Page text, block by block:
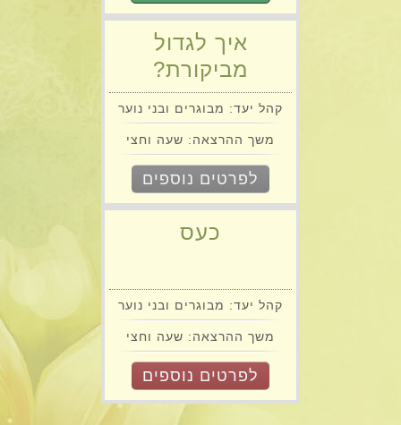
איך לגדול
מביקורת?
קהל יעד: מבוגרים ובני נוער
משך ההרצאה: שעה וחצי
לפרטים נוספים
כעס
קהל יעד: מבוגרים ובני נוער
משך ההרצאה: שעה וחצי
לפרטים נוספים